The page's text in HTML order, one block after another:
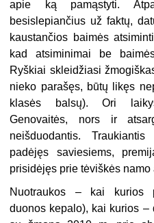
apie ką pamąstyti.
besislepiančius už faktų,
kaustančios baimės
kad atsiminimai be
Ryškiai skleidžiasi
nieko parašęs, būtų likęs
klasės balsų). Ori
Genovaitės, nors ir
neišduodantis.
padėjęs saviesiems,
prisidėjęs prie tėviškės namo
Nuotraukos – kai kurios
duonos kepalo), kai kurios –